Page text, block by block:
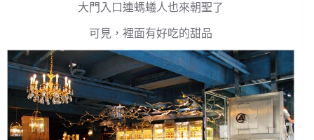
大門入口連螞蟻人也來朝聖了
可見，裡面有好吃的甜品